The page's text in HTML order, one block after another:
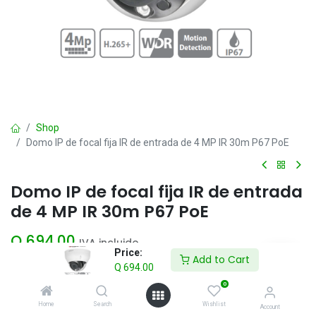
Price:
Q 694.00
Add to Cart
Home Search
0
Wishlist Account
Shop
Domo IP de focal fija IR de entrada de 4 MP IR 30m P67 PoE
Domo IP de focal fija IR de entrada
de 4 MP IR 30m P67 PoE
Q 694.00 IVA incluido
Add to Cart